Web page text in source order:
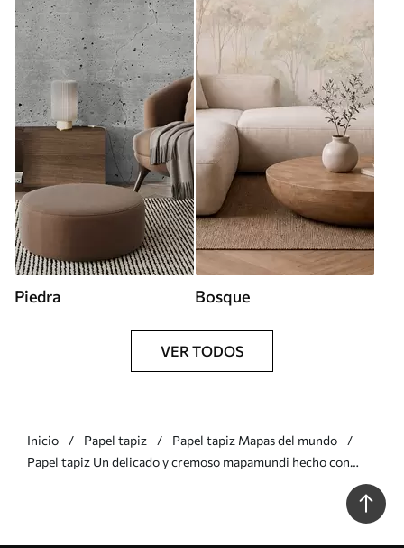
Piedra Bosque
VER TODOS
Inicio Papel tapiz
Papel tapiz Mapas del mundo
Papel tapiz Un delicado y cremoso mapamundi hecho con